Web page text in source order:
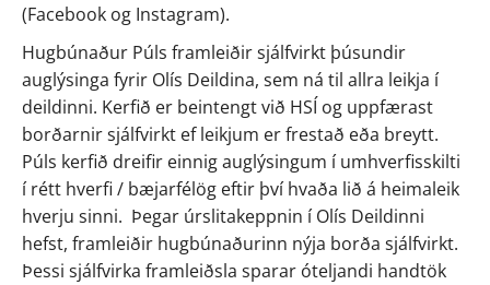
(Facebook og Instagram).
Hugbúnaður Púls framleiðir sjálfvirkt þúsundir
auglýsinga fyrir Olís Deildina, sem ná til allra leikja í
deildinni. Kerfið er beintengt við HSÍ og uppfærast
borðarnir sjálfvirkt ef leikjum er frestað eða breytt.
Púls kerfið dreifir einnig auglýsingum í umhverfisskilti
í rétt hverfi / bæjarfélög eftir því hvaða lið á heimaleik
hverju sinni.  Þegar úrslitakeppnin í Olís Deildinni
hefst, framleiðir hugbúnaðurinn nýja borða sjálfvirkt.
Þessi sjálfvirka framleiðsla sparar óteljandi handtök